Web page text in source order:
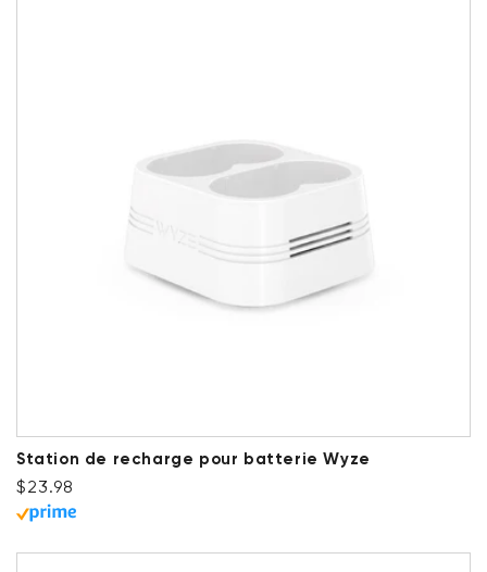
Station de recharge pour batterie Wyze
Prix ​​régulier
$23.98